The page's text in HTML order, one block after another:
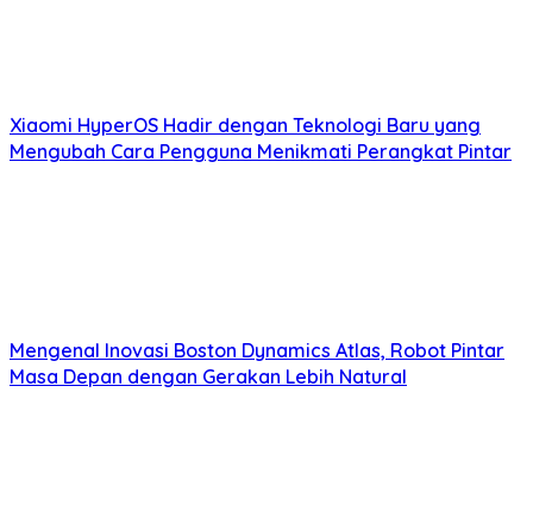
Xiaomi HyperOS Hadir dengan Teknologi Baru yang
Mengubah Cara Pengguna Menikmati Perangkat Pintar
Mengenal Inovasi Boston Dynamics Atlas, Robot Pintar
Masa Depan dengan Gerakan Lebih Natural